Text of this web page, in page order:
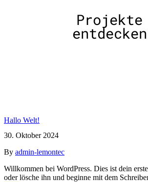
Projekte
entdecken
Hallo Welt!
30. Oktober 2024
By admin-lemontec
Willkommen bei WordPress. Dies ist dein
oder lösche ihn und beginne mit dem